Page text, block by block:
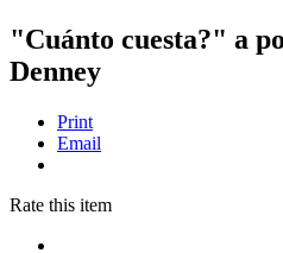
"Cuánto cuesta?" a
Denney
Print
Email
Rate this item